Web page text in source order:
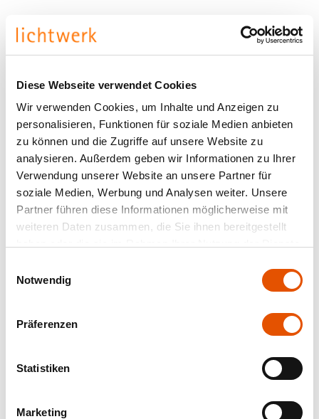
Diese Webseite verwendet Cookies
Wir verwenden Cookies, um Inhalte und Anzeigen zu
personalisieren, Funktionen für soziale Medien anbieten
zu können und die Zugriffe auf unsere Website zu
analysieren. Außerdem geben wir Informationen zu Ihrer
Verwendung unserer Website an unsere Partner für
soziale Medien, Werbung und Analysen weiter. Unsere
Partner führen diese Informationen möglicherweise mit
weiteren Daten zusammen, die Sie ihnen bereitgestellt
Notwendig
Präferenzen
Statistiken
Marketing